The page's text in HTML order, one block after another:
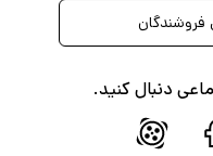
فروشندگان
دنبال کنید.